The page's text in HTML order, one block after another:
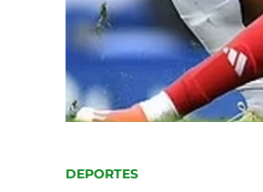
POSTED
DEPORTES